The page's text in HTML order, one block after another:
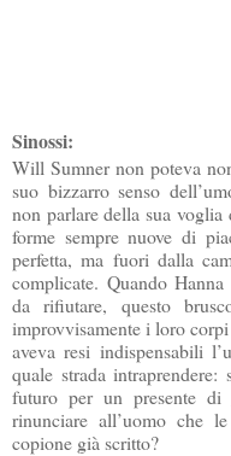
Sinossi:
Will Sumner non poteva
suo bizzarro senso
non parlare della sua
forme sempre nuove di
perfetta, ma fuori dalla
complicate. Quando
da rifiutare, questo
improvvisamente i loro
aveva resi indispensabili
quale strada
futuro per un presente di
rinunciare all’uomo che
copione già scritto?